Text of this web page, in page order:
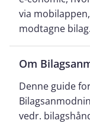
via
modtagne bilag.
Om
Denne guide
vedr.